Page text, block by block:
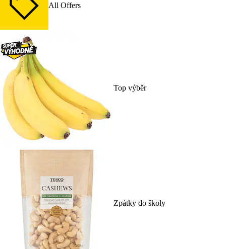
All Offers
Top výběr
Zpátky do školy